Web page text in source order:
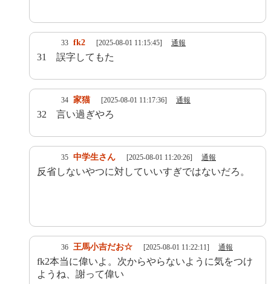
33 fk2 [2025-08-01 11:15:45] 通報
31 誤字してもた
34 家猫 [2025-08-01 11:17:36] 通報
32 言い過ぎやろ
35 中学生さん [2025-08-01 11:20:26] 通報
反省しないやつに対していいすぎではないだろ。
36 王馬小吉だお☆ [2025-08-01 11:22:11] 通報
fk2本当に偉いよ。次からやらないように気をつけ
ようね、謝って偉い